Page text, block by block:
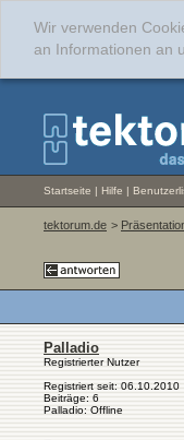
Wir verwenden
an Informationen an
Startseite | Hilfe |
tektorum.de >
Palladio
Registrierter Nutzer
Registriert seit: 06.10.2010
Beiträge: 6
Palladio: Offline